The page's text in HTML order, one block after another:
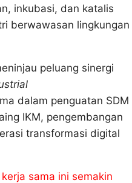
inkubasi, dan katalis
berwawasan lingkungan
peluang sinergi
dalam penguatan SDM
IKM, pengembangan
transformasi digital
sama ini semakin